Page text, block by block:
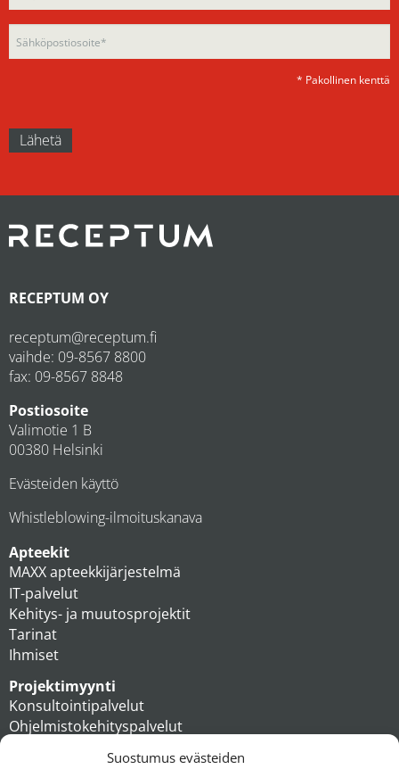
Suostumus evästeiden
empty.
* Pakollinen kenttä
RECEPTUM OY
receptum@receptum.fi
vaihde: 09-8567 8800
fax: 09-8567 8848
Postiosoite
Valimotie 1 B
00380 Helsinki
Evästeiden käyttö
Whistleblowing-ilmoituskanava
Apteekit
MAXX apteekkijärjestelmä
IT-palvelut
Kehitys- ja muutosprojektit
Tarinat
Ihmiset
Projektimyynti
Konsultointipalvelut
Ohjelmistokehityspalvelut